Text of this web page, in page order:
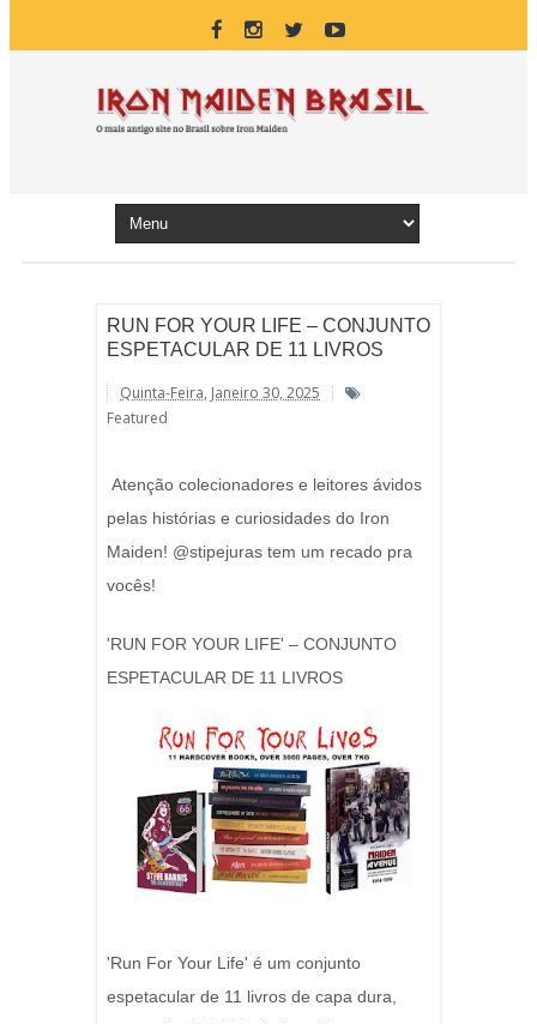
RUN FOR YOUR LIFE – CONJUNTO
ESPETACULAR DE 11 LIVROS
Quinta-Feira, Janeiro 30, 2025
Featured
Atenção colecionadores e leitores ávidos
pelas histórias e curiosidades do Iron
Maiden! @stipejuras tem um recado pra
vocês!
'RUN FOR YOUR LIFE' – CONJUNTO
ESPETACULAR DE 11 LIVROS
'Run For Your Life' é um conjunto
espetacular de 11 livros de capa dura,